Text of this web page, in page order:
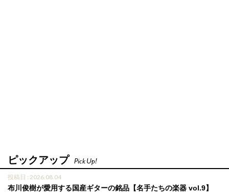
ピックアップ Pick Up!
投稿日 : 2026.08.04
布川俊樹が愛用する国産ギターの銘品【名手たちの楽器 vol.9】